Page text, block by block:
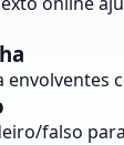
falso